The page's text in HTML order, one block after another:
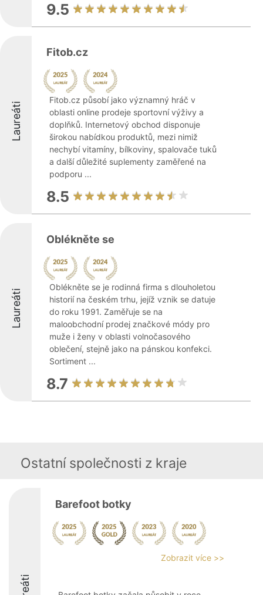
9.5
Laureáti
Fitob.cz
Fitob.cz působí jako významný hráč v
oblasti online prodeje sportovní výživy a
doplňků. Internetový obchod disponuje
širokou nabídkou produktů, mezi nimiž
nechybí vitamíny, bílkoviny, spalovače tuků
a další důležité suplementy zaměřené na
podporu ...
8.5
Laureáti
Oblékněte se
Oblékněte se je rodinná firma s dlouholetou
historií na českém trhu, jejíž vznik se datuje
do roku 1991. Zaměřuje se na
maloobchodní prodej značkové módy pro
muže i ženy v oblasti volnočasového
oblečení, stejně jako na pánskou konfekci.
Sortiment ...
8.7
Ostatní společnosti z kraje
Barefoot botky
Zobrazit více >>